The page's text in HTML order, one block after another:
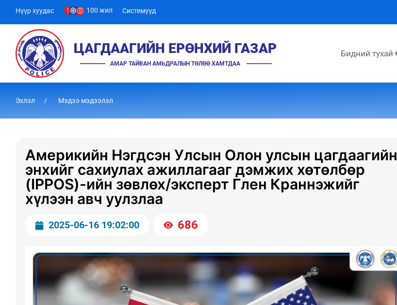
Нүүр хуудас 100 жил Системүүд
ЦАГДААГИЙН ЕРӨНХИЙ ГАЗАР
АМАР ТАЙВАН АМЬДРАЛЫН ТӨЛӨӨ ХАМТДАА
Бидний тухай
Эхлэл Мэдээ мэдээлэл
Америкийн Нэгдсэн Улсын Олон улсын цагдаагийн
энхийг сахиулах ажиллагааг дэмжих хөтөлбөр
(IPPOS)-ийн зөвлөх/эксперт Глен Краннэжийг
хүлээн авч уулзлаа
2025-06-16 19:02:00 686